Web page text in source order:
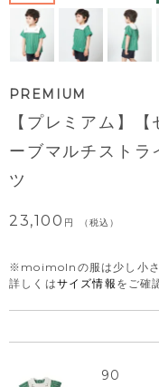
PREMIUM
【プレミアム】
ーブマルチストラ
ツ
23,100 税込
※moimolnの服は少し小さ
詳しくはサイズ情報 をご確
90